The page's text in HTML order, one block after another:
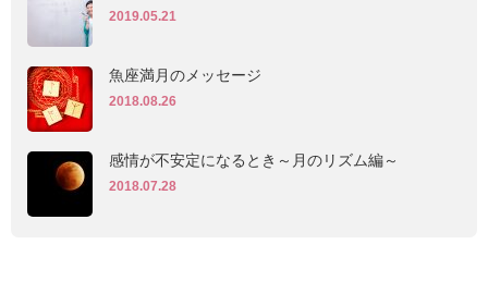
2019.05.21
魚座満月のメッセージ
2018.08.26
感情が不安定になるとき～月のリズム編～
2018.07.28